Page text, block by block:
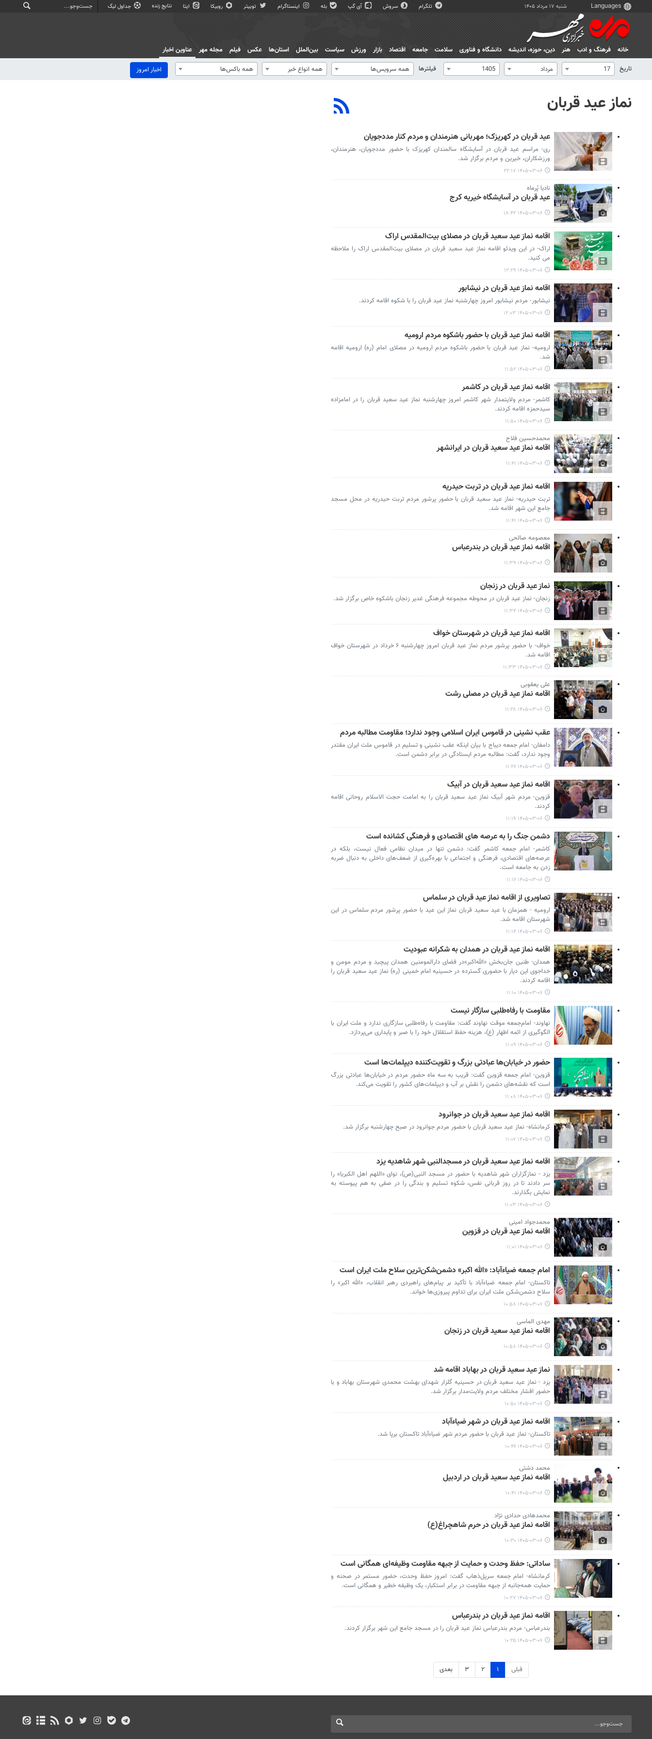
شنبه ۱۷ مرداد ۱۴۰۵ تلگرام سروش آی گپ بله اینستاگرام توییتر روبیکا ایتا نتایج زنده جداول لیگ
خانه فرهنگ و ادب هنر دين، حوزه، انديشه دانشگاه و فناوری سلامت جامعه اقتصاد بازار ورزش سیاست بین‌الملل استان‌ها عکس فیلم مجله مهر
عناوین اخبار
تاریخ
17 مرداد 1405 فیلترها همه سرویس‌ها همه انواع خبر همه باکس‌ها اخبار امروز
نماز عید قربان
عید قربان در کهریزک؛ مهربانی هنرمندان و مردم کنار مددجویان
ری- مراسم عید قربان در آسایشگاه سالمندان کهریزک با حضور مددجویان، هنرمندان،
ورزشکاران، خیرین و مردم برگزار شد.
۱۴۰۵-۰۳-۰۶ ۲۲:۱۷
نادیا پُرماه
عید قربان در آسایشگاه خیریه کرج
۱۴۰۵-۰۳-۰۶ ۱۸:۴۲
اقامه نماز عید سعید قربان در مصلای بیت‌المقدس اراک
اراک- در این ویدئو اقامه نماز عید سعید قربان در مصلای بیت‌المقدس اراک را ملاحظه
می کنید.
۱۴۰۵-۰۳-۰۶ ۱۲:۲۹
اقامه نماز عید قربان در نیشابور
نیشابور- مردم نیشابور امروز چهارشنبه نماز عید قربان را با شکوه اقامه کردند.
۱۴۰۵-۰۳-۰۶ ۱۲:۰۳
اقامه نماز عید قربان با حضور باشکوه مردم ارومیه
ارومیه- نماز عید قربان با حضور باشکوه مردم ارومیه در مصلای امام (ره) ارومیه اقامه
شد.
۱۴۰۵-۰۳-۰۶ ۱۱:۵۲
اقامه نماز عید قربان در کاشمر
کاشمر- مردم ولایتمدار شهر کاشمر امروز چهارشنبه نماز عید سعید قربان را در امامزاده
سیدحمزه اقامه کردند.
۱۴۰۵-۰۳-۰۶ ۱۱:۵۰
محمدحسین فلاح
اقامه نماز عید سعید قربان در ایرانشهر
۱۴۰۵-۰۳-۰۶ ۱۱:۴۱
اقامه نماز عید قربان در تربت حیدریه
تربت حیدریه- نماز عید سعید قربان با حضور پرشور مردم تربت حیدریه در محل مسجد
جامع این شهر اقامه شد.
۱۴۰۵-۰۳-۰۶ ۱۱:۴۱
معصومه صالحی
اقامه نماز عید قربان در بندرعباس
۱۴۰۵-۰۳-۰۶ ۱۱:۳۹
نماز عید قربان در زنجان
زنجان- نماز عید قربان در محوطه مجموعه فرهنگی غدیر زنجان باشکوه خاص برگزار شد.
۱۴۰۵-۰۳-۰۶ ۱۱:۳۴
اقامه نماز عید قربان در شهرستان خواف
خواف- با حضور پرشور مردم نماز عید قربان امروز چهارشنبه ۶ خرداد در شهرستان خواف
اقامه شد.
۱۴۰۵-۰۳-۰۶ ۱۱:۳۳
علی یعقوبی
اقامه نماز عید قربان در مصلی رشت
۱۴۰۵-۰۳-۰۶ ۱۱:۲۸
عقب نشینی در قاموس ایران اسلامی وجود ندارد؛ مقاومت مطالبه مردم
دامغان- امام جمعه دیباج با بیان اینکه عقب نشینی و تسلیم در قاموس ملت ایران مقتدر
وجود ندارد، گفت: مطالبه مردم ایستادگی در برابر دشمن است.
۱۴۰۵-۰۳-۰۶ ۱۱:۲۶
اقامه نماز عید سعید قربان در آبیک
قزوین- مردم شهر آبیک نماز عید سعید قربان را به امامت حجت الاسلام روحانی اقامه
کردند.
۱۴۰۵-۰۳-۰۶ ۱۱:۱۹
دشمن جنگ را به عرصه های اقتصادی و فرهنگی کشانده است
کاشمر- امام جمعه کاشمر گفت: دشمن تنها در میدان نظامی فعال نیست، بلکه در
عرصه‌های اقتصادی، فرهنگی و اجتماعی با بهره‌گیری از ضعف‌های داخلی به دنبال ضربه
زدن به جامعه است.
۱۴۰۵-۰۳-۰۶ ۱۱:۱۶
تصاویری از اقامه نماز عید قربان در سلماس
ارومیه - همزمان با عید سعید قربان نماز این عید با حضور پرشور مردم سلماس در این
شهرستان اقامه شد.
۱۴۰۵-۰۳-۰۶ ۱۱:۱۴
اقامه نماز عید قربان در همدان به شکرانه عبودیت
همدان- طنین جان‌بخش «الله‌اکبر»در فضای دارالمومنین همدان پیچید و مردم مومن و
خداجوی این دیار با حضوری گسترده در حسینیه امام خمینی (ره) نماز عید سعید قربان را
اقامه کردند.
۱۴۰۵-۰۳-۰۶ ۱۱:۱۰
مقاومت با رفاه‌طلبی سازگار نیست
نهاوند- امام‌جمعه موقت نهاوند گفت: مقاومت با رفاه‌طلبی سازگاری ندارد و ملت ایران با
الگوگیری از ائمه اطهار (ع)، هزینه حفظ استقلال خود را با صبر و پایداری می‌پردازد.
۱۴۰۵-۰۳-۰۶ ۱۱:۰۹
حضور در خیابان‌ها عبادتی بزرگ و تقویت‌کننده دیپلمات‌ها است
قزوین- امام جمعه قزوین گفت: قریب به سه ماه حضور مردم در خیابان‌ها عبادتی بزرگ
است که نقشه‌های دشمن را نقش بر آب و دیپلمات‌های کشور را تقویت می‌کند.
۱۴۰۵-۰۳-۰۶ ۱۱:۰۸
اقامه نماز عید سعید قربان در جوانرود
کرمانشاه- نماز عید سعید قربان با حضور مردم جوانرود در صبح چهارشنبه برگزار شد.
۱۴۰۵-۰۳-۰۶ ۱۱:۰۷
اقامه نماز عید سعید قربان در مسجدالنبی شهر شاهدیه یزد
یزد - نمازگزاران شهر شاهدیه با حضور در مسجد النبی(ص)، نوای «اللهم اهل الکبریا» را
سر دادند تا در روز قربانی نفس، شکوه تسلیم و بندگی را در صفی به هم پیوسته به
نمایش بگذارند.
۱۴۰۵-۰۳-۰۶ ۱۱:۰۳
محمدجواد امینی
اقامه نماز عید قربان در قزوین
۱۴۰۵-۰۳-۰۶ ۱۱:۰۱
امام جمعه ضیاءآباد: «الله اکبر» دشمن‌شکن‌ترین سلاح ملت ایران است
تاکستان- امام جمعه ضیاءآباد با تأکید بر پیام‌های راهبردی رهبر انقلاب، «الله اکبر» را
سلاح دشمن‌شکن ملت ایران برای تداوم پیروزی‌ها خواند.
۱۴۰۵-۰۳-۰۶ ۱۰:۵۸
مهدی الماسی
اقامه نماز عید سعید قربان در زنجان
۱۴۰۵-۰۳-۰۶ ۱۰:۵۸
نماز عید سعید قربان در بهاباد اقامه شد
یزد - نماز عید سعید قربان در حسینیه گلزار شهدای بهشت محمدی شهرستان بهاباد و با
حضور اقشار مختلف مردم ولایت‌مدار برگزار شد.
۱۴۰۵-۰۳-۰۶ ۱۰:۵۰
اقامه نماز عید قربان در شهر ضیاءآباد
تاکستان- نماز عید قربان با حضور مردم شهر ضیاءآباد تاکستان برپا شد.
۱۴۰۵-۰۳-۰۶ ۱۰:۴۶
محمد دشتی
اقامه نماز عید سعید قربان در اردبیل
۱۴۰۵-۰۳-۰۶ ۱۰:۴۱
محمدهادی حدادی نژاد
اقامه نماز عید قربان در حرم شاهچراغ(ع)
۱۴۰۵-۰۳-۰۶ ۱۰:۳۰
ساداتی: حفظ وحدت و حمایت از جبهه مقاومت وظیفه‌ای همگانی است
کرمانشاه- امام جمعه سرپل‌ذهاب گفت: امروز حفظ وحدت، حضور مستمر در صحنه و
حمایت همه‌جانبه از جبهه مقاومت در برابر استکبار، یک وظیفه خطیر و همگانی است.
۱۴۰۵-۰۳-۰۶ ۱۰:۲۷
اقامه نماز عید قربان در بندرعباس
بندرعباس- مردم بندرعباس نماز عید قربان را در مسجد جامع این شهر برگزار کردند.
۱۴۰۵-۰۳-۰۶ ۱۰:۲۵
قبلی ۱ ۲ ۳ بعدی